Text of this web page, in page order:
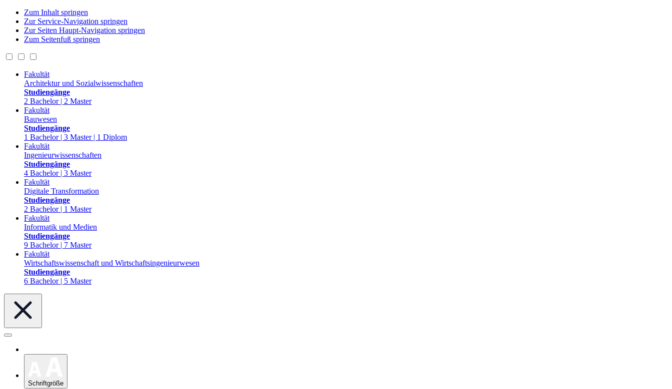
Zum Inhalt springen
Zur Service-Navigation springen
Zur Seiten Haupt-Navigation springen
Zum Seitenfuß springen
Fakultät
Architektur und Sozialwissenschaften
Studiengänge
2 Bachelor | 2 Master
Fakultät
Bauwesen
Studiengänge
1 Bachelor | 3 Master | 1 Diplom
Fakultät
Ingenieurwissenschaften
Studiengänge
4 Bachelor | 3 Master
Fakultät
Digitale Transformation
Studiengänge
2 Bachelor | 1 Master
Fakultät
Informatik und Medien
Studiengänge
9 Bachelor | 7 Master
Fakultät
Wirtschaftswissenschaft und Wirtschaftsingenieurwesen
Studiengänge
6 Bachelor | 5 Master
Schriftgröße